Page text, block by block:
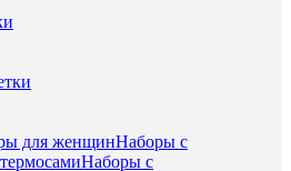
для женщинНаборы с
Наборы с